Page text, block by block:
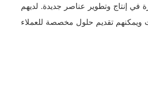
في إنتاج وتطوير عناصر جديدة. لديهم